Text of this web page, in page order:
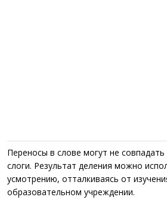
Переносы в слове могут не
слоги. Результат деления можно
усмотрению, отталкиваясь от
образовательном учреждении.